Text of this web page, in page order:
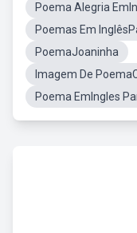
Poema Alegria
Poemas Em
PoemaJoaninha
Imagem De
Poema EmIngles